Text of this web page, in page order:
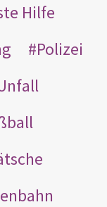
Hilfe
Polizei